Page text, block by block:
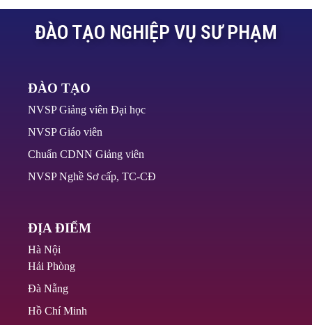
ĐÀO TẠO NGHIỆP VỤ SƯ PHẠM
ĐÀO TẠO
NVSP Giảng viên Đại học
NVSP Giáo viên
Chuẩn CDNN Giảng viên
NVSP Nghề Sơ cấp, TC-CĐ
ĐỊA ĐIỂM
Hà Nội
Hải Phòng
Đà Nẵng
Hồ Chí Minh